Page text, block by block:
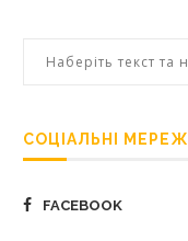
СОЦІАЛЬНІ МЕРЕЖІ
FACEBOOK